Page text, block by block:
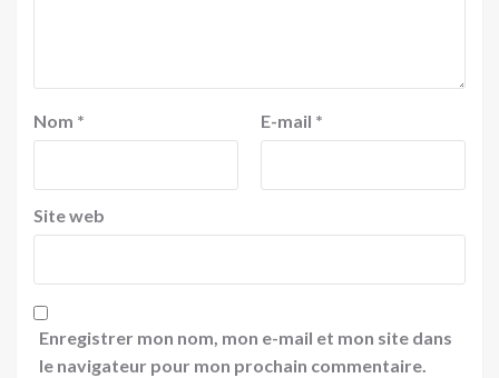
Nom * E-mail *
Site web
Enregistrer mon nom, mon e-mail et mon site dans
le navigateur pour mon prochain commentaire.